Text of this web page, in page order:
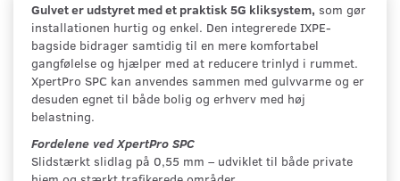
Gulvet er udstyret med et praktisk 5G kliksystem, som gør
installationen hurtig og enkel. Den integrerede IXPE-
bagside bidrager samtidig til en mere komfortabel
gangfølelse og hjælper med at reducere trinlyd i rummet.
XpertPro SPC kan anvendes sammen med gulvvarme og er
desuden egnet til både bolig og erhverv med høj
belastning.
Fordelene ved XpertPro SPC
Slidstærkt slidlag på 0,55 mm – udviklet til både private